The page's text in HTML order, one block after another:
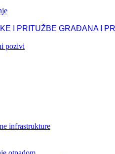
I PRITUŽBE GRAĐANA I
pozivi
infrastrukture